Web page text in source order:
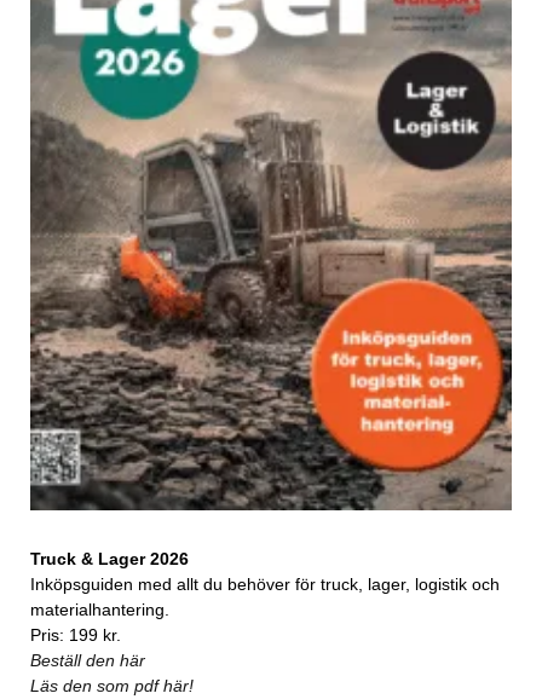
Truck & Lager 2026
Inköpsguiden med allt du behöver för truck, lager, logistik och
materialhantering.
Pris: 199 kr.
Beställ den här
Läs den som pdf här!